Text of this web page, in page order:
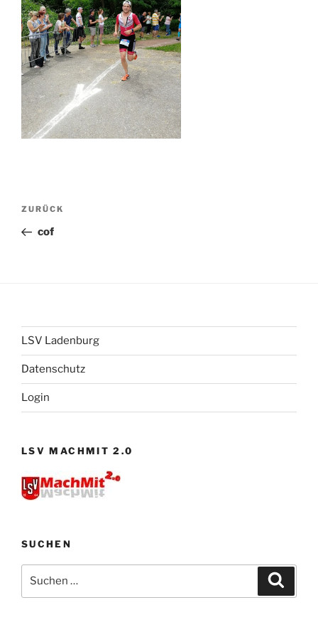
Beitragsnavigation
Vorheriger
Beitrag
ZURÜCK
cof
LSV Ladenburg
Datenschutz
Login
LSV MACHMIT 2.0
SUCHEN
nach: